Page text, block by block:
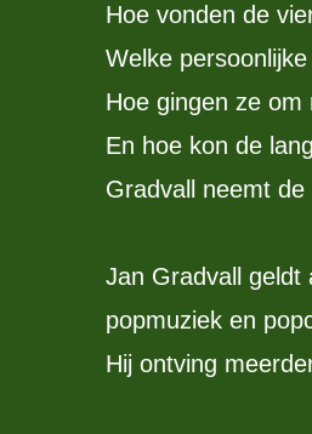
Hoe vonden de
Welke
Hoe gingen ze
En hoe kon de
Gradvall neemt
Jan Gradvall geldt
popmuziek en
Hij ontving